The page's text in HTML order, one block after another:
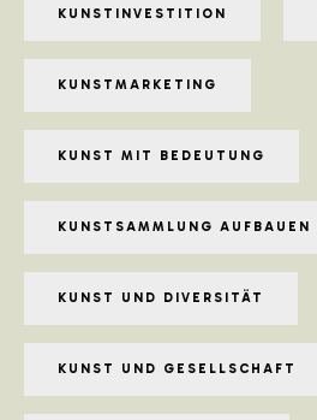
KUNSTINVESTITION
KUNSTMARKETING
KUNST MIT BEDEUTUNG
KUNSTSAMMLUNG AUFBAUEN
KUNST UND DIVERSITÄT
KUNST UND GESELLSCHAFT